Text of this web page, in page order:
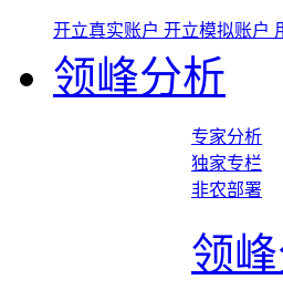
开立真实账户 开立模拟账户
领峰分析
专家分析
独家专栏
非农部署
领